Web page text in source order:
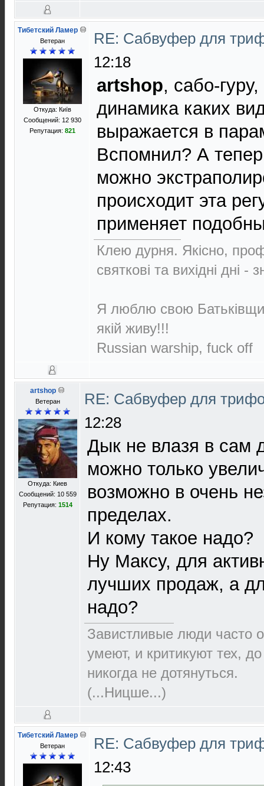
Тибетский Ламер
Ветеран
Откуда: Київ
Сообщений: 12 930
Репутация: 821
RE: Сабвуфер для
12:18
artshop, сабо-
динамика каких
выражается в
Вспомнил? А
можно
происходит эта
применяет
Клею дурня. Якісно,
святкові та вихідні дні -
Я люблю свою
якій живу!!!
Russian warship, fuck off
artshop
Ветеран
Откуда: Киев
Сообщений: 10 559
Репутация: 1514
RE: Сабвуфер для
12:28
Дык не влазя в сам
можно только
возможно в очень
пределах.
И кому такое надо?
Ну Максу, для
лучших продаж, а
надо?
Завистливые люди часто
умеют, и критикуют тех,
никогда не дотянуться.
(...Ницше...)
Тибетский Ламер
Ветеран
RE: Сабвуфер для
12:43